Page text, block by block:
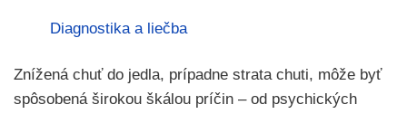
Diagnostika a liečba
Znížená chuť do jedla, prípadne strata chuti, môže byť
spôsobená širokou škálou príčin – od psychických